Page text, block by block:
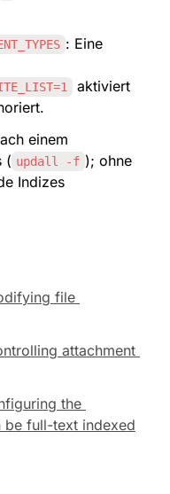
: Eine
aktiviert
einem
( updall -f ); ohne
Indizes
file
attachment
the
be full-text indexed